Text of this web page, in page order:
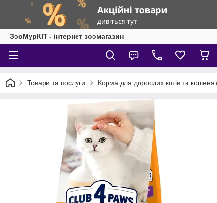
ЗооМурКІТ - інтернет зоомагазин
Товари та послуги Корма для дорослих котів та кошенят